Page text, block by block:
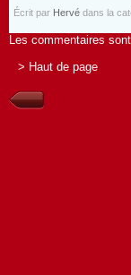
Écrit par Hervé dans la
Les commentaires
> Haut de page